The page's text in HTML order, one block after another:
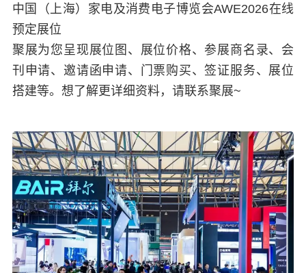
中国（上海）家电及消费电子博览会AWE2026在线
预定展位
聚展为您呈现展位图、展位价格、参展商名录、会
刊申请、邀请函申请、门票购买、签证服务、展位
搭建等。想了解更详细资料，请联系聚展~